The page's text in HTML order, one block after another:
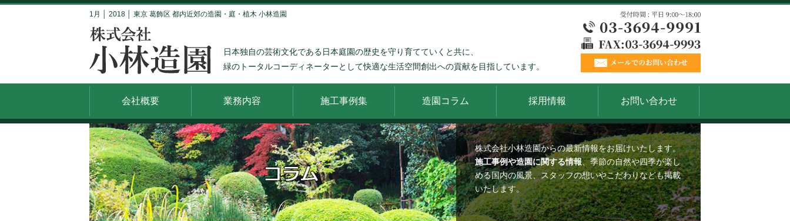
1月 │ 2018 │ 東京 葛飾区 都内近郊の造園・庭・植木 小林造園
日本独自の芸術文化である日本庭園の歴史を守り育てていくと共に、
緑のトータルコーディネーターとして快適な生活空間創出への貢献を目指しています。
会社概要 業務内容 施工事例集 造園コラム 採用情報 お問い合わせ
株式会社小林造園からの最新情報をお届けいたします。
施工事例や造園に関する情報、季節の自然や四季が楽し
める国内の風景、スタッフの想いやこだわりなども掲載
いたします。